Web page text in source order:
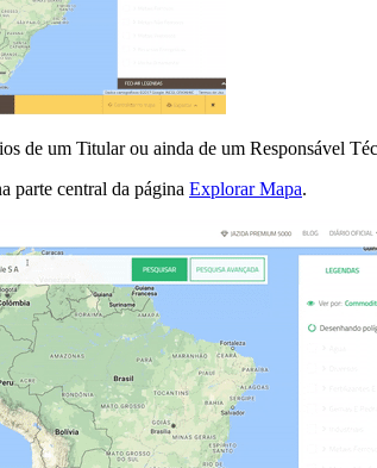
de um Titular ou ainda de um Responsável
parte central da página Explorar Mapa.